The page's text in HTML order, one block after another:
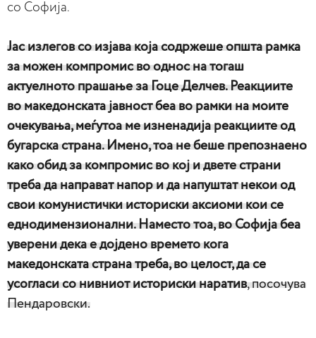
со Софија.
Јас излегов со изјава која содржеше општа рамка
за можен компромис во однос на тогаш
актуелното прашање за Гоце Делчев. Реакциите
во македонската јавност беа во рамки на моите
очекувања, меѓутоа ме изненадија реакциите од
бугарска страна. Имено, тоа не беше препознаено
како обид за компромис во кој и двете страни
треба да направат напор и да напуштат некои од
свои комунистички историски аксиоми кои се
еднодимензионални. Наместо тоа, во Софија беа
уверени дека е дојдено времето кога
македонската страна треба, во целост, да се
усогласи со нивниот историски наратив, посочува
Пендаровски.